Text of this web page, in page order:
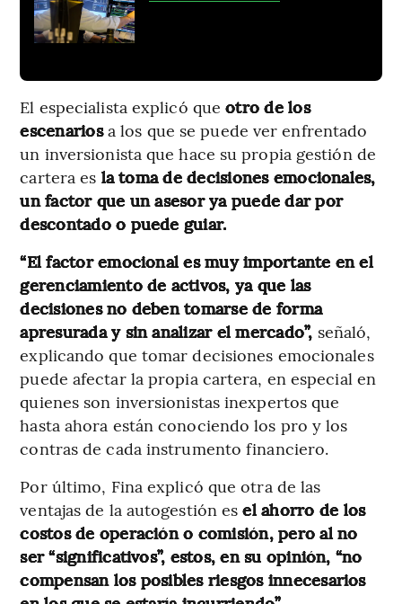
El especialista explicó queotro de los
escenariosa los que se puede ver enfrentado
un inversionista que hace su propia gestión de
cartera es la toma de decisiones emocionales,
un factor que un asesor ya puede dar por
descontado o puede guiar.
“El factor emocional es muy importante en el
gerenciamiento de activos, ya que las
decisiones no deben tomarse de forma
apresurada y sin analizar el mercado”, señaló,
explicando que tomar decisiones emocionales
puede afectar la propia cartera, en especial en
quienes son inversionistas inexpertos que
hasta ahora están conociendo los pro y los
contras de cada instrumento financiero.
Por último, Fina explicó que otra de las
ventajas de la autogestión esel ahorro de los
costos de operación o comisión, pero al no
ser “significativos”, estos, en su opinión, “no
compensan los posibles riesgos innecesarios